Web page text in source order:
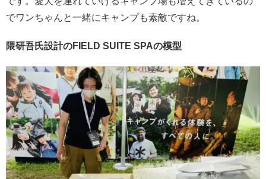
でワンちゃんと一緒にキャンプも素敵ですね。
隈研吾氏設計のFIELD SUITE SPAの模型